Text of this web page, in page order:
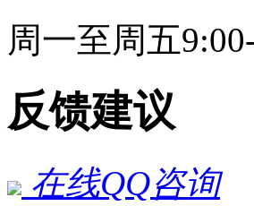
周一至周五
反馈建议
在线QQ咨询